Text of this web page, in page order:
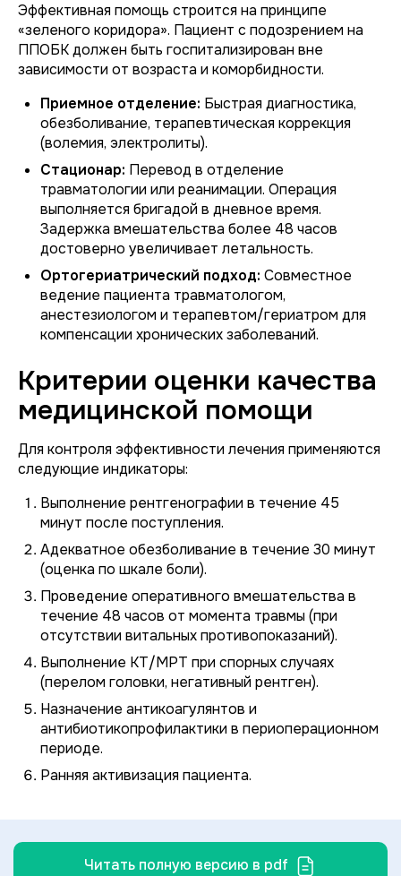
Эффективная помощь строится на принципе
«зеленого коридора». Пациент с подозрением на
ППОБК должен быть госпитализирован вне
зависимости от возраста и коморбидности.
Приемное отделение: Быстрая диагностика,
обезболивание, терапевтическая коррекция
(волемия, электролиты).
Стационар: Перевод в отделение
травматологии или реанимации. Операция
выполняется бригадой в дневное время.
Задержка вмешательства более 48 часов
достоверно увеличивает летальность.
Ортогериатрический подход: Совместное
ведение пациента травматологом,
анестезиологом и терапевтом/гериатром для
компенсации хронических заболеваний.
Критерии оценки качества
медицинской помощи
Для контроля эффективности лечения применяются
следующие индикаторы:
Выполнение рентгенографии в течение 45
минут после поступления.
Адекватное обезболивание в течение 30 минут
(оценка по шкале боли).
Проведение оперативного вмешательства в
течение 48 часов от момента травмы (при
отсутствии витальных противопоказаний).
Выполнение КТ/МРТ при спорных случаях
(перелом головки, негативный рентген).
Назначение антикоагулянтов и
антибиотикопрофилактики в периоперационном
периоде.
Ранняя активизация пациента.
Читать полную версию в pdf